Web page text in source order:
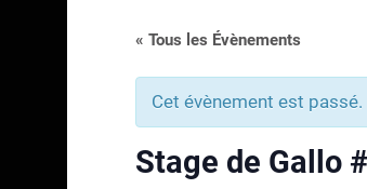
Rennes
« Tous les Évènements
Cet évènement est passé.
Stage de Gallo